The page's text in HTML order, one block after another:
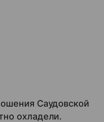
Саудовской
охладели.